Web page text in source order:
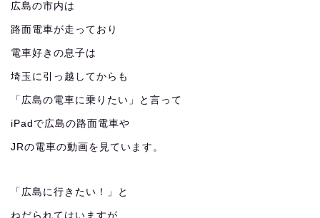
広島の市内は
路面電車が走っており
電車好きの息子は
埼玉に引っ越してからも
「広島の電車に乗りたい」と言って
iPadで広島の路面電車や
JRの電車の動画を見ています。
「広島に行きたい！」と
ねだられてはいますが